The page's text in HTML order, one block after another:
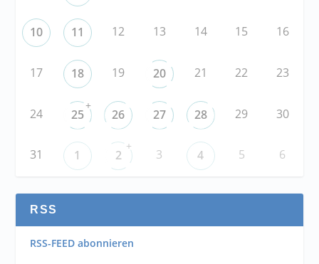
10 11 12 13 14 15 16
17 18 19 20 21 22 23
24 25
+
26 27 28 29 30
31 1 2
+
3 4 5 6
RSS
RSS-FEED abonnieren